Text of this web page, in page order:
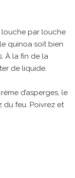
louche par louche
quinoa soit bien
À la fin de la
de liquide.
d’asperges, le
du feu. Poivrez et